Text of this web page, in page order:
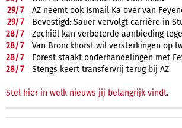
29/7
AZ neemt ook Ismail Ka over van
29/7
Bevestigd: Sauer vervolgt carrière in
28/7
Zechiël kan verbeterde aanbieding
28/7
Van Bronckhorst wil versterkingen op
28/7
Forest staakt onderhandelingen met
28/7 Stengs keert transfervrij terug bij AZ
Stel hier in welk nieuws jij belangrijk vindt.